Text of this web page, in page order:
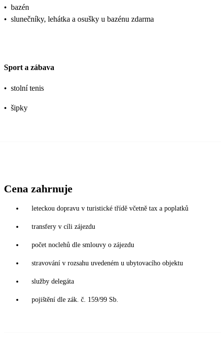
• bazén
• slunečníky, lehátka a osušky u bazénu zdarma
Sport a zábava
• stolní tenis
• šipky
Cena zahrnuje
leteckou dopravu v turistické třídě včetně tax a poplatků
transfery v cíli zájezdu
počet noclehů dle smlouvy o zájezdu
stravování v rozsahu uvedeném u ubytovacího objektu
služby delegáta
pojištění dle zák. č. 159/99 Sb.